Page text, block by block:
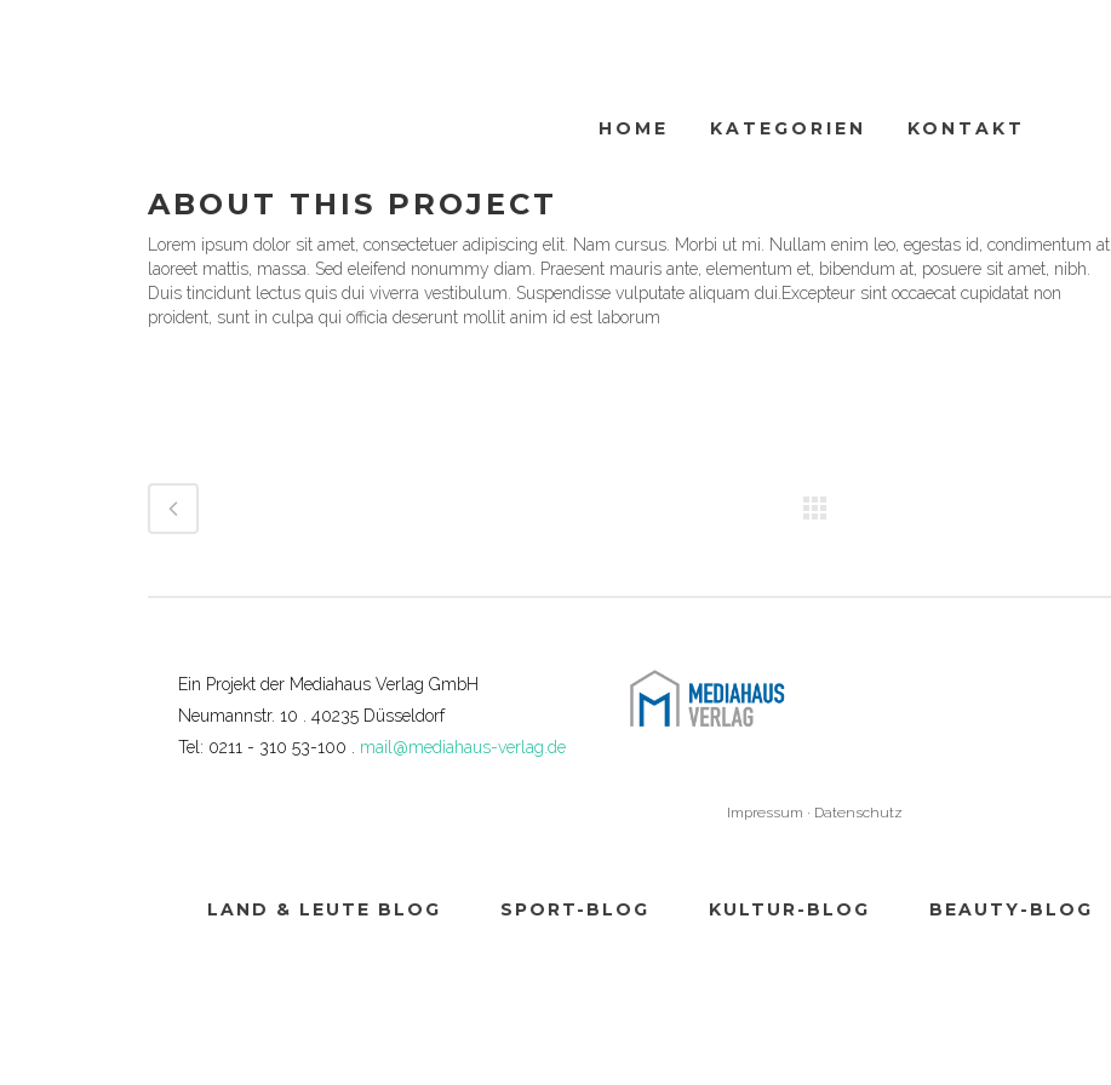
HOME KATEGORIEN KONTAKT
DER SPIEGEL COVER ART
ABOUT THIS PROJECT
Lorem ipsum dolor sit amet, consectetuer adipiscing elit. Nam cursus. Morbi ut mi. Nullam enim leo, egestas id, condimentum at,
laoreet mattis, massa. Sed eleifend nonummy diam. Praesent mauris ante, elementum et, bibendum at, posuere sit amet, nibh.
Duis tincidunt lectus quis dui viverra vestibulum. Suspendisse vulputate aliquam dui.Excepteur sint occaecat cupidatat non
proident, sunt in culpa qui officia deserunt mollit anim id est laborum
Ein Projekt der Mediahaus Verlag GmbH
Neumannstr. 10 . 40235 Düsseldorf
Tel: 0211 - 310 53-100 . mail@mediahaus-verlag.de
Impressum · Datenschutz
LAND & LEUTE BLOG SPORT-BLOG KULTUR-BLOG BEAUTY-BLOG